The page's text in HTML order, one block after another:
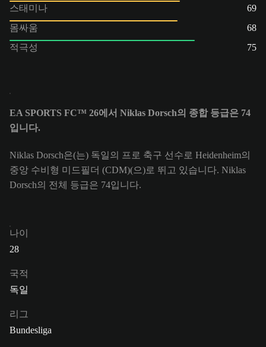
스태미나
69
몸싸움
68
적극성
75
EA SPORTS FC™ 26에서 Niklas Dorsch의 종합 등급은 74
입니다.
Niklas Dorsch은(는) 독일의 프로 축구 선수로 Heidenheim의
중앙 수비형 미드필더 (CDM)(으)로 뛰고 있습니다. Niklas
Dorsch의 전체 등급은 74입니다.
나이
28
국적
독일
리그
Bundesliga